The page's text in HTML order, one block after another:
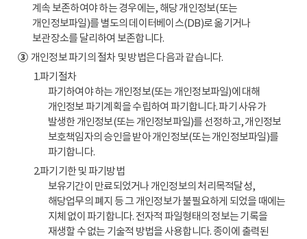
계속 보존하여야 하는 경우에는, 해당 개인정보(또는
개인정보파일)를 별도의 데이터베이스(DB)로 옮기거나
보관장소를 달리하여 보존합니다.
③개인정보 파기의 절차 및 방법은 다음과 같습니다.
1.파기절차
파기하여야 하는 개인정보(또는 개인정보파일)에 대해
개인정보 파기계획을 수립하여 파기합니다. 파기 사유가
발생한 개인정보(또는 개인정보파일)를 선정하고, 개인정보
보호책임자의 승인을 받아 개인정보(또는 개인정보파일)를
파기합니다.
2.파기기한 및 파기방법
보유기간이 만료되었거나 개인정보의 처리목적달성,
해당업무의 폐지 등 그 개인정보가 불필요하게 되었을 때에는
지체 없이 파기합니다. 전자적 파일형태의 정보는 기록을
재생할 수 없는 기술적 방법을 사용합니다. 종이에 출력된